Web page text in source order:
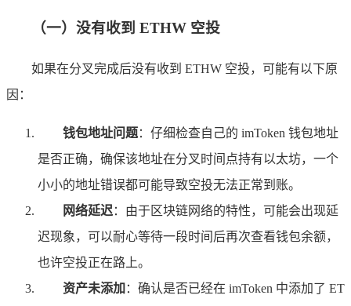
（一）没有收到 ETHW 空投
如果在分叉完成后没有收到 ETHW 空投，可能有以下原
因：
钱包地址问题：仔细检查自己的 imToken 钱包地址
是否正确，确保该地址在分叉时间点持有以太坊，一个
小小的地址错误都可能导致空投无法正常到账。
网络延迟：由于区块链网络的特性，可能会出现延
迟现象，可以耐心等待一段时间后再次查看钱包余额，
也许空投正在路上。
资产未添加 ：确认是否已经在 imToken 中添加了 ET